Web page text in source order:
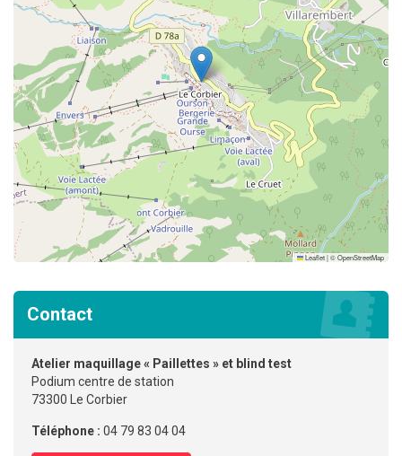
Leaflet|©OpenStreetMap
Contact
Atelier maquillage « Paillettes » et blind test
Podium centre de station
73300 Le Corbier
Téléphone : 04 79 83 04 04